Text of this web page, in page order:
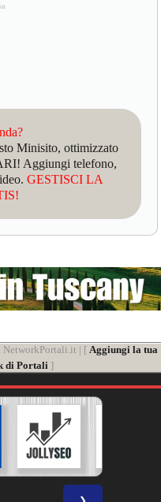
Minisito, ottimizzato
Aggiungi telefono,
GESTISCI LA
NetworkPortali.it | [Aggiungi la tua
di Portali]